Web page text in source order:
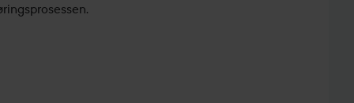
påføres et lag Nail Envy® Original før lakkering.